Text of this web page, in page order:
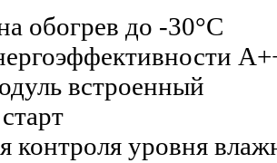
обогрев до -30°С
встроенный
контроля уровня